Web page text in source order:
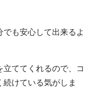
も安心して出来るよ
ててくれるので、コ
けている気がしま